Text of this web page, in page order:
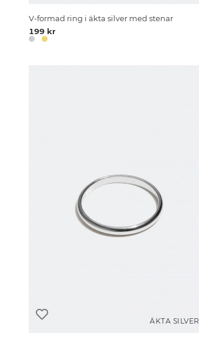
V-formad ring i äkta silver med stenar
199 kr
ÄKTA SILVER